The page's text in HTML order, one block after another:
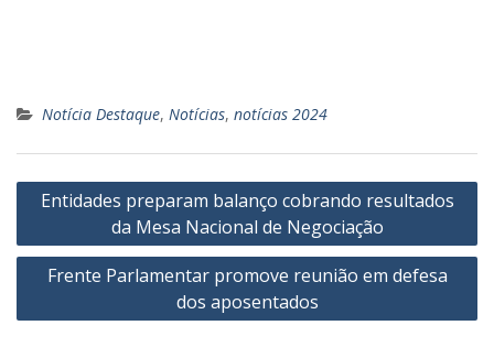
Notícia Destaque, Notícias, notícias 2024
Navegação
Post
Entidades preparam balanço cobrando resultados
da Mesa Nacional de Negociação
Frente Parlamentar promove reunião em defesa
dos aposentados